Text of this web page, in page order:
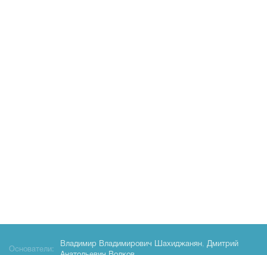
Основатели:
Владимир Владимирович Шахиджанян, Дмитрий